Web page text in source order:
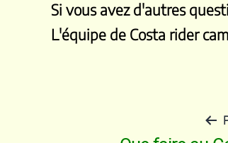
Si vous avez d'autres
L'équipe de Costa rider
Navigation